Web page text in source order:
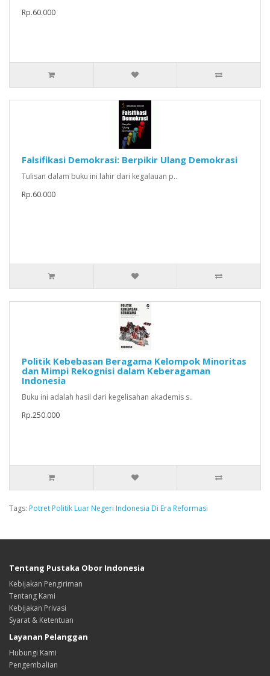
Rp.60.000
Falsifikasi Demokrasi: Berpikir Ulang Demokrasi
Tulisan dalam buku ini lahir dari kegalauan p..
Rp.60.000
Politik Kebebasan Beragama Kelompok Minoritas
dan Mimpi Rekognisi dalam Keberagaman
Indonesia
Buku ini adalah hasil dari kegelisahan akademis s..
Rp.250.000
Tags: Potret Politik Luar Negeri Indonesia Di Era Reformasi
Tentang Pustaka Obor Indonesia
Kebijakan Pengiriman
Tentang Kami
Kebijakan Privasi
Syarat & Ketentuan
Layanan Pelanggan
Hubungi Kami
Pengembalian